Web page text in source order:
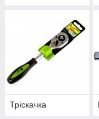
Тріскачка